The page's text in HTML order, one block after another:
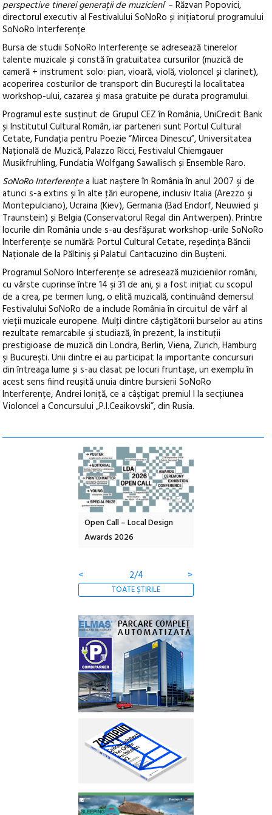
perspective tinerei generații de muzicieni’ – Răzvan Popovici,
directorul executiv al Festivalului SoNoRo și inițiatorul programului
SoNoRo Interferențe
Bursa de studii SoNoRo Interferențe se adresează tinerelor
talente muzicale și constă în gratuitatea cursurilor (muzică de
cameră + instrument solo: pian, vioară, violă, violoncel și clarinet),
acoperirea costurilor de transport din București la localitatea
workshop-ului, cazarea şi masa gratuite pe durata programului.
Programul este susținut de Grupul CEZ în România, UniCredit Bank
și Institutul Cultural Român, iar parteneri sunt Portul Cultural
Cetate, Fundația pentru Poezie “Mircea Dinescu”, Universitatea
Națională de Muzică, Palazzo Ricci, Festivalul Chiemgauer
Musikfruhling, Fundatia Wolfgang Sawallisch și Ensemble Raro.
SoNoRo Interferenţea luat naştere în România în anul 2007 şi de
atunci s-a extins şi în alte ţări europene, inclusiv Italia (Arezzo şi
Montepulciano), Ucraina (Kiev), Germania (Bad Endorf, Neuwied și
Traunstein) și Belgia (Conservatorul Regal din Antwerpen). Printre
locurile din România unde s-au desfășurat workshop-urile SoNoRo
Interferențe se numără: Portul Cultural Cetate, reședința Băncii
Naționale de la Păltiniș și Palatul Cantacuzino din Bușteni.
Programul SoNoro Interferențe se adresează muzicienilor români,
cu vârste cuprinse între 14 şi 31 de ani, și a fost inițiat cu scopul
de a crea, pe termen lung, o elită muzicală, continuând demersul
Festivalului SoNoRo de a include România în circuitul de vârf al
vieții muzicale europene. Mulţi dintre câștigătorii burselor au atins
rezultate remarcabile şi studiază, în prezent, la instituţii
prestigioase de muzică din Londra, Berlin, Viena, Zurich, Hamburg
şi Bucureşti. Unii dintre ei au participat la importante concursuri
din întreaga lume și s-au clasat pe locuri fruntașe, un exemplu în
acest sens fiind reușită unuia dintre bursierii SoNoRo
Interferențe, Andrei Ioniță, ce a câştigat premiul I la secţiunea
Violoncel a Concursului „P.I.Ceaikovski”, din Rusia.
Open Call – Local Design
Awards 2026
Anuala de artă urbană
<
3/4 >
TOATE ȘTIRILE